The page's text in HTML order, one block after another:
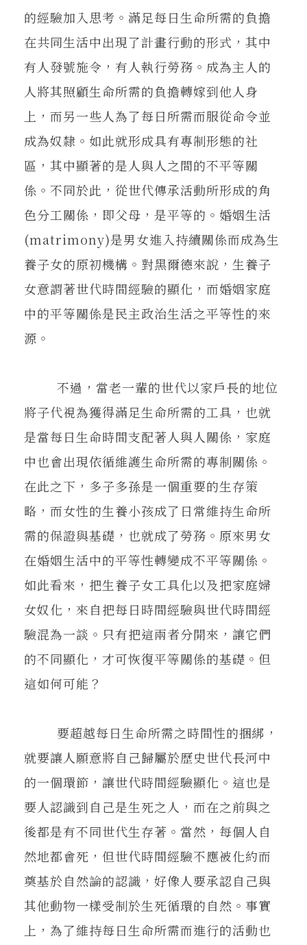
的經驗加入思考。滿足每日生命所需的負擔
在共同生活中出現了計畫行動的形式，其中
有人發號施令，有人執行勞務。成為主人的
人將其照顧生命所需的負擔轉嫁到他人身
上，而另一些人為了每日所需而服從命令並
成為奴隸。如此就形成具有專制形態的社
區，其中顯著的是人與人之間的不平等關
係。不同於此，從世代傳承活動所形成的角
色分工關係，即父母，是平等的。婚姻生活
(matrimony)是男女進入持續關係而成為生
養子女的原初機構。對黑爾德來說，生養子
女意謂著世代時間經驗的顯化，而婚姻家庭
中的平等關係是民主政治生活之平等性的來
源。
不過，當老一輩的世代以家戶長的地位
將子代視為獲得滿足生命所需的工具，也就
是當每日生命時間支配著人與人關係，家庭
中也會出現依循維護生命所需的專制關係。
在此之下，多子多孫是一個重要的生存策
略，而女性的生養小孩成了日常維持生命所
需的保證與基礎，也就成了勞務。原來男女
在婚姻生活中的平等性轉變成不平等關係。
如此看來，把生養子女工具化以及把家庭婦
女奴化，來自把每日時間經驗與世代時間經
驗混為一談。只有把這兩者分開來，讓它們
的不同顯化，才可恢復平等關係的基礎。但
這如何可能？
要超越每日生命所需之時間性的捆綁，
就要讓人願意將自己歸屬於歷史世代長河中
的一個環節，讓世代時間經驗顯化。這也是
要人認識到自己是生死之人，而在之前與之
後都是有不同世代生存著。當然，每個人自
然地都會死，但世代時間經驗不應被化約而
奠基於自然論的認識，好像人要承認自己與
其他動物一樣受制於生死循環的自然。事實
上，為了維持每日生命所需而進行的活動也